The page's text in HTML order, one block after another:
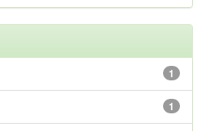
1
1